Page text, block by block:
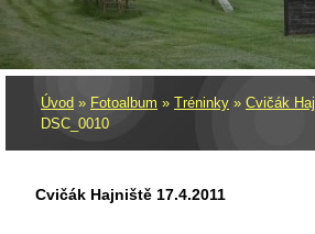
Úvod » Fotoalbum » Tréninky » Cvičák
DSC_0010
Cvičák Hajniště 17.4.2011